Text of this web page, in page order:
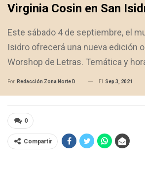
Virginia Cosin en San
Este sábado 4 de septiembre, el
Isidro ofrecerá una nueva edición
Worshop de Letras. Temática y
Por Redacción Zona Norte Daily El Sep 3, 2021
0
Compartir